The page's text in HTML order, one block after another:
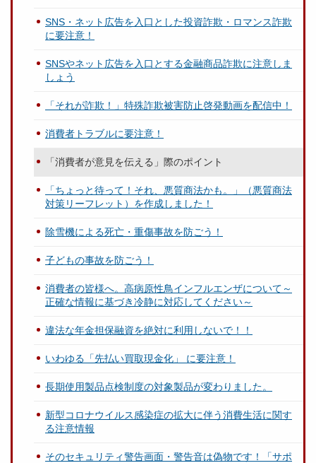
SNS・ネット広告を入口とした投資詐欺・ロマンス詐欺
に要注意！
SNSやネット広告を入口とする金融商品詐欺に注意しま
しょう
「それが詐欺！」特殊詐欺被害防止啓発動画を配信中！
消費者トラブルに要注意！
「消費者が意見を伝える」際のポイント
「ちょっと待って！それ、悪質商法かも。」（悪質商法
対策リーフレット）を作成しました！
除雪機による死亡・重傷事故を防ごう！
子どもの事故を防ごう！
消費者の皆様へ。高病原性鳥インフルエンザについて～
正確な情報に基づき冷静に対応してください～
違法な年金担保融資を絶対に利用しないで！！
いわゆる「先払い買取現金化」 に要注意！
長期使用製品点検制度の対象製品が変わりました。
新型コロナウイルス感染症の拡大に伴う消費生活に関す
る注意情報
そのセキュリティ警告画面・警告音は偽物です！「サポ